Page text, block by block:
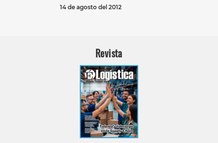
14 de agosto del 2012
Revista